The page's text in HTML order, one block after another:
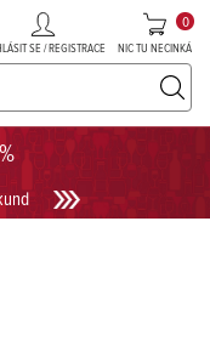
SE / REGISTRACE NIC TU NECINKÁ
0
PROSECCO